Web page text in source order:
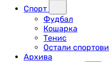
Спорт
Фудбал
Кошарка
Тенис
Остали спортови
Архива